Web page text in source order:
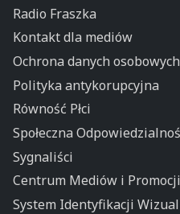
Radio Fraszka
Kontakt dla mediów
Ochrona danych osobowych
Polityka antykorupcyjna
Równość Płci
Społeczna
Sygnaliści
Centrum Mediów i Promocji
System Identyfikacji